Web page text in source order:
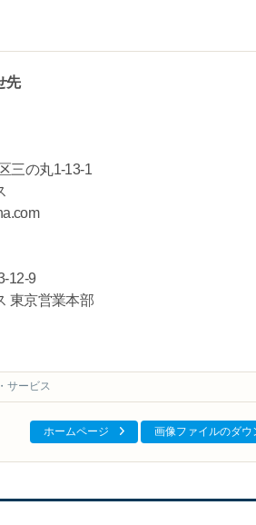
先
三の丸1-13-1
12-9
東京営業本部
サービス
ホームページ 画像ファイルのダウ